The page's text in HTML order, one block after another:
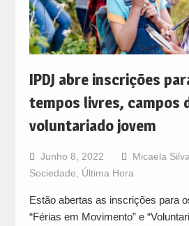
IPDJ abre inscrições
tempos livres, campos
voluntariado jovem
Junho 8, 2022 Micaela Silva
Sociedade
Última Hora
Estão abertas as inscrições para
“Férias em Movimento” e